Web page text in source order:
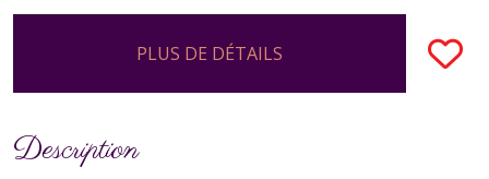
PLUS DE DÉTAILS
Description